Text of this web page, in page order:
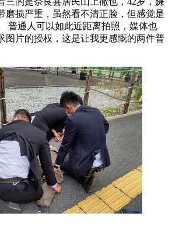
磨损严重，虽然看不清正脸，但感觉是
普通人可以如此近距离拍照，媒体也
图片的授权，这是让我更感慨的两件普